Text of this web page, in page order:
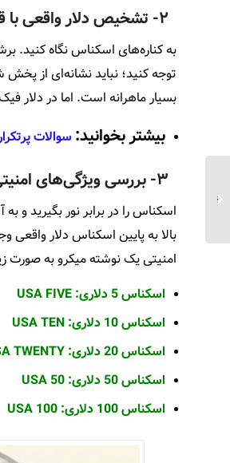
به کناره‌های اسکناس نگاه
توجه کنید؛ نباید نشانه‌ای از
بسیار ماهرانه است. اما در دلار
بیشتر بخوانید: سوالات
اسکناس را در برابر نور بگیرید و
بالا به پایین اسکناس دلار
امنیتی یک نوشته میکرو به
اسکناس 5 دلاری: USA FIVE
اسکناس 10 دلاری: USA TEN
اسکناس 20 دلاری: USA TWENTY
اسکناس 50 دلاری: USA 50
اسکناس 100 دلاری: USA 100
سیری در گردشگری
سلامت در کره جنوبی